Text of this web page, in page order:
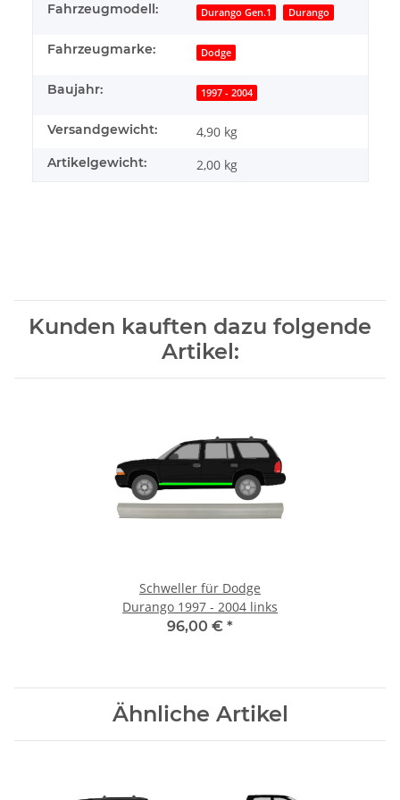
Fahrzeugmodell: Durango Gen.1 Durango
Fahrzeugmarke: Dodge
Baujahr: 1997 - 2004
Versandgewicht: 4,90 kg
Artikelgewicht: 2,00 kg
Kunden kauften dazu folgende
Artikel:
Schweller für Dodge
Durango 1997 - 2004 links
96,00 € *
Ähnliche Artikel